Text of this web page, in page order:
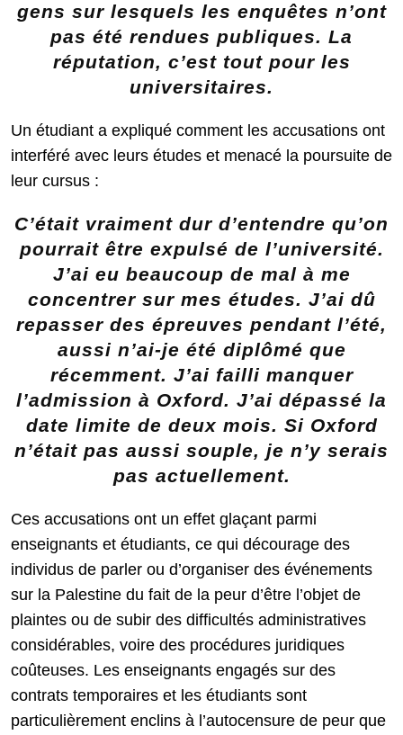
gens sur lesquels les enquêtes n’ont
pas été rendues publiques. La
réputation, c’est tout pour les
universitaires.
Un étudiant a expliqué comment les accusations ont
interféré avec leurs études et menacé la poursuite de
leur cursus :
C’était vraiment dur d’entendre qu’on
pourrait être expulsé de l’université.
J’ai eu beaucoup de mal à me
concentrer sur mes études. J’ai dû
repasser des épreuves pendant l’été,
aussi n’ai-je été diplômé que
récemment. J’ai failli manquer
l’admission à Oxford. J’ai dépassé la
date limite de deux mois. Si Oxford
n’était pas aussi souple, je n’y serais
pas actuellement.
Ces accusations ont un effet glaçant parmi
enseignants et étudiants, ce qui décourage des
individus de parler ou d’organiser des événements
sur la Palestine du fait de la peur d’être l’objet de
plaintes ou de subir des difficultés administratives
considérables, voire des procédures juridiques
coûteuses. Les enseignants engagés sur des
contrats temporaires et les étudiants sont
particulièrement enclins à l’autocensure de peur que